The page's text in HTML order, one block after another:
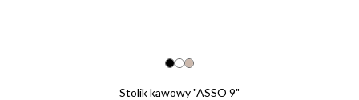
Stolik kawowy "ASSO 9"